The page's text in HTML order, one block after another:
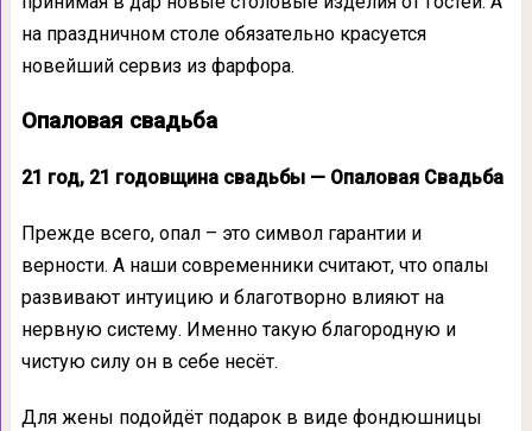
на праздничном столе обязательно красуется
новейший сервиз из фарфора.
Опаловая свадьба
21 год, 21 годовщина свадьбы — Опаловая Свадьба
Прежде всего, опал – это символ гарантии и
верности. А наши современники считают, что опалы
развивают интуицию и благотворно влияют на
нервную систему. Именно такую благородную и
чистую силу он в себе несёт.
Для жены подойдёт подарок в виде фондюшницы